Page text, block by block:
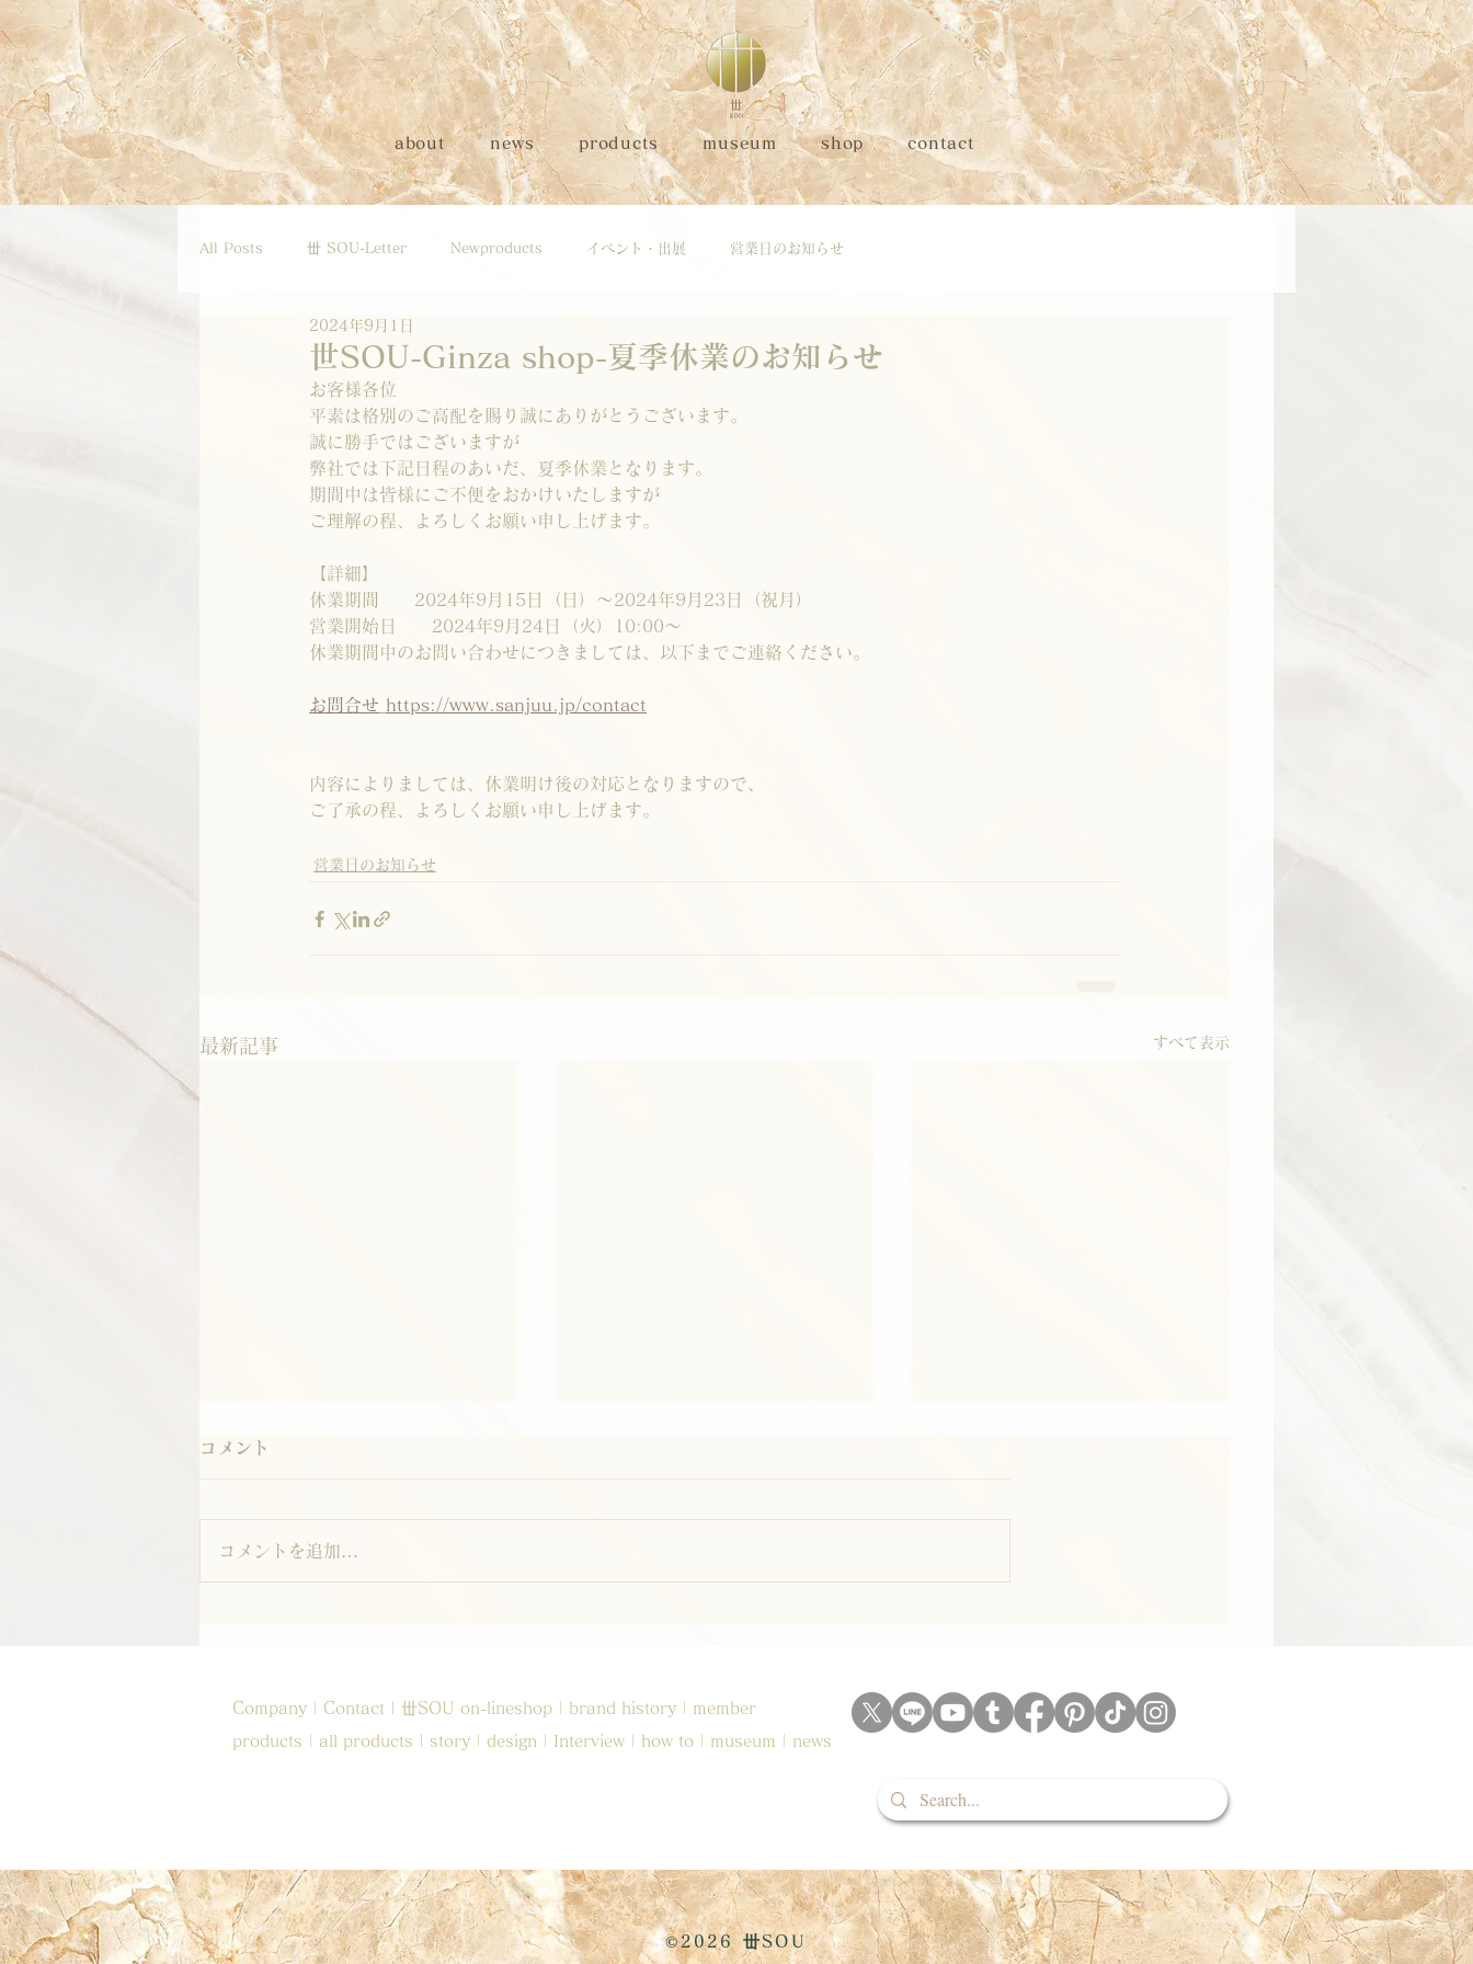
about news products museum shop contact
All Posts 丗 SOU-Letter Newproducts イベント・出展 営業日のお知らせ
世SOU-Ginza shop-夏季休業のお知らせ
2024年9月1日
お客様各位
平素は格別のご高配を賜り誠にありがとうございます。
誠に勝手ではございますが
弊社では下記日程のあいだ、夏季休業となります。
期間中は皆様にご不便をおかけいたしますが
ご理解の程、よろしくお願い申し上げます。
【詳細】
休業期間　　2024年9月15日（日）～2024年9月23日（祝月）
営業開始日　　2024年9月24日（火）10:00～
休業期間中のお問い合わせにつきましては、以下までご連絡ください。
お問合せ https://www.sanjuu.jp/contact
内容によりましては、休業明け後の対応となりますので、
ご了承の程、よろしくお願い申し上げます。
営業日のお知らせ
最新記事 すべて表示
コメント
コメントを追加…
Company Contact 丗SOU on-lineshop | brand history
member
products
all products story design Interview how to museum news
©2026 丗SOU